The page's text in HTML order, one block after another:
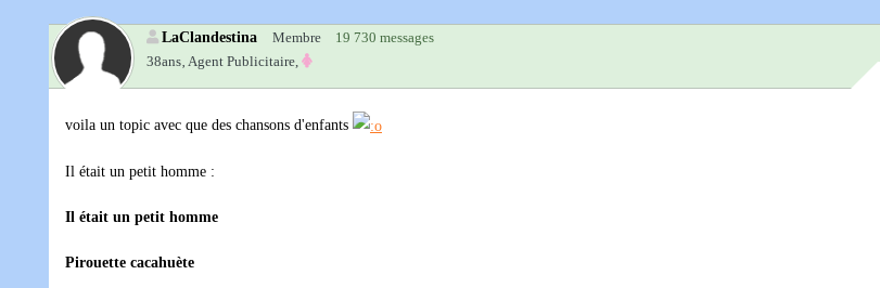
LaClandestina Membre
19 730 messages
38ans‚ Agent Publicitaire,
voila un topic avec que des chansons d'enfants
Il était un petit homme :
Il était un petit homme
Pirouette cacahuète